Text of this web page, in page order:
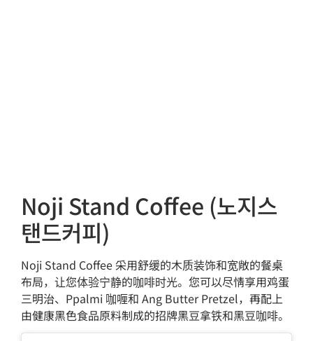
Noji Stand Coffee (노지스
탠드커피)
Noji Stand Coffee 采用舒缓的木质装饰和宽敞的餐桌
布局，让您体验宁静的咖啡时光。您可以尽情享用鸡蛋
三明治、Ppalmi 咖喱和 Ang Butter Pretzel，再配上
由健康黑色食品原料制成的招牌黑豆拿铁和黑豆咖啡。